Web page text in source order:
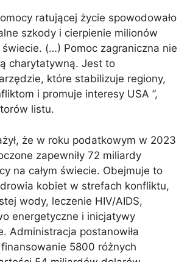
ratującej życie spowodowało
szkody i cierpienie milionów
świecie. (…) Pomoc zagraniczna nie
charytatywną. Jest to
które stabilizuje regiony,
i promuje interesy USA ”,
listu.
że w roku podatkowym w 2023
zapewniły 72 miliardy
na całym świecie. Obejmuje to
kobiet w strefach konfliktu,
wody, leczenie HIV/AIDS,
energetyczne i inicjatywy
Administracja postanowiła
5800 różnych